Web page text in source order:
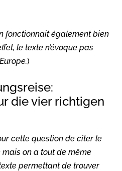
fonctionnait également bien
le texte n’évoque pas
)
die vier richtigen
cette question de citer le
on a tout de même
permettant de trouver